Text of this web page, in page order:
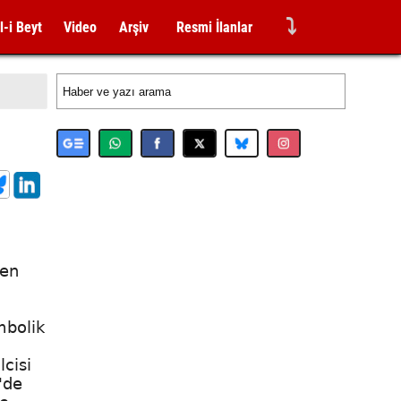
i Beyt Video Arşiv Resmi İlanlar ⤵